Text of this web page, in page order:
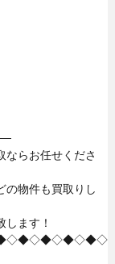
らお任せくださ
の物件も買取りし
ます！